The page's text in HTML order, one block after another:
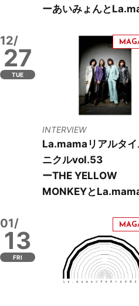
ーあいみょんと
12/
27
TUE
INTERVIEW
La.mamaリアルタイ
ニクルvol.53
ーTHE YELLOW
MONKEYと
01/
13
FRI